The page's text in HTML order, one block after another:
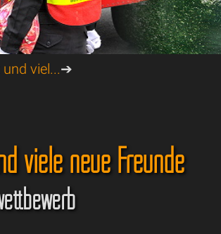
viel...➔
viele neue Freunde